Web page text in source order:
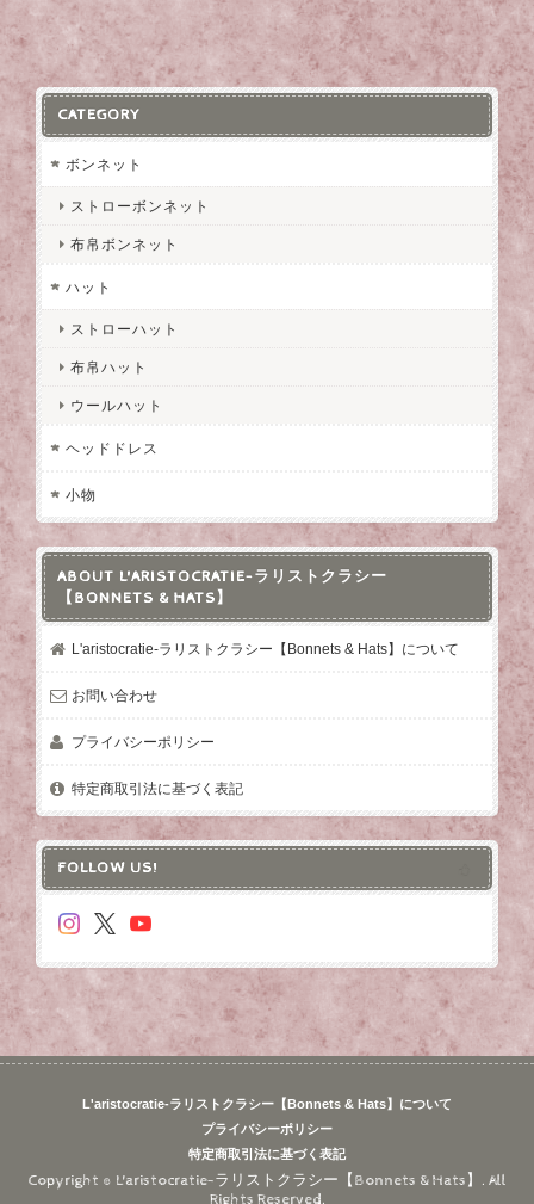
CATEGORY
ボンネット
ストローボンネット
布帛ボンネット
ハット
ストローハット
布帛ハット
ウールハット
ヘッドドレス
小物
ABOUT L'ARISTOCRATIE-ラリストクラシー
【BONNETS & HATS】
L'aristocratie-ラリストクラシー【Bonnets & Hats】について
お問い合わせ
プライバシーポリシー
特定商取引法に基づく表記
FOLLOW US!
L'aristocratie-ラリストクラシー【Bonnets & Hats】について
プライバシーポリシー
特定商取引法に基づく表記
Copyright © L'aristocratie-ラリストクラシー【Bonnets & Hats】. All
Rights Reserved.